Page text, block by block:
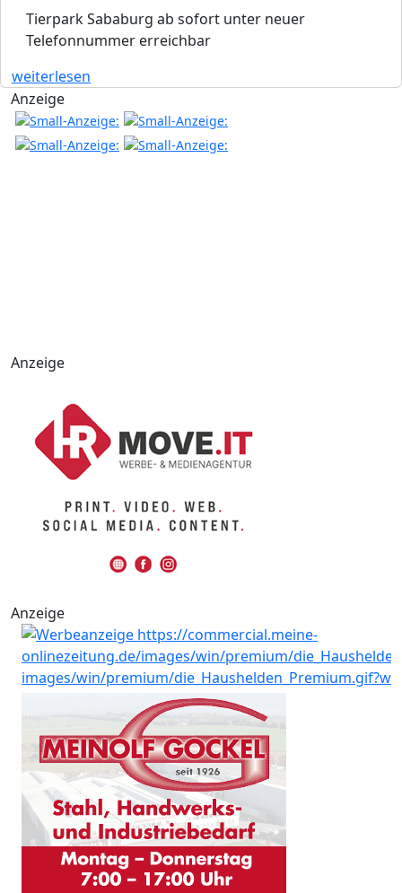
Tierpark Sababurg ab sofort unter neuer
Telefonnummer erreichbar
weiterlesen
Anzeige
Anzeige
Anzeige